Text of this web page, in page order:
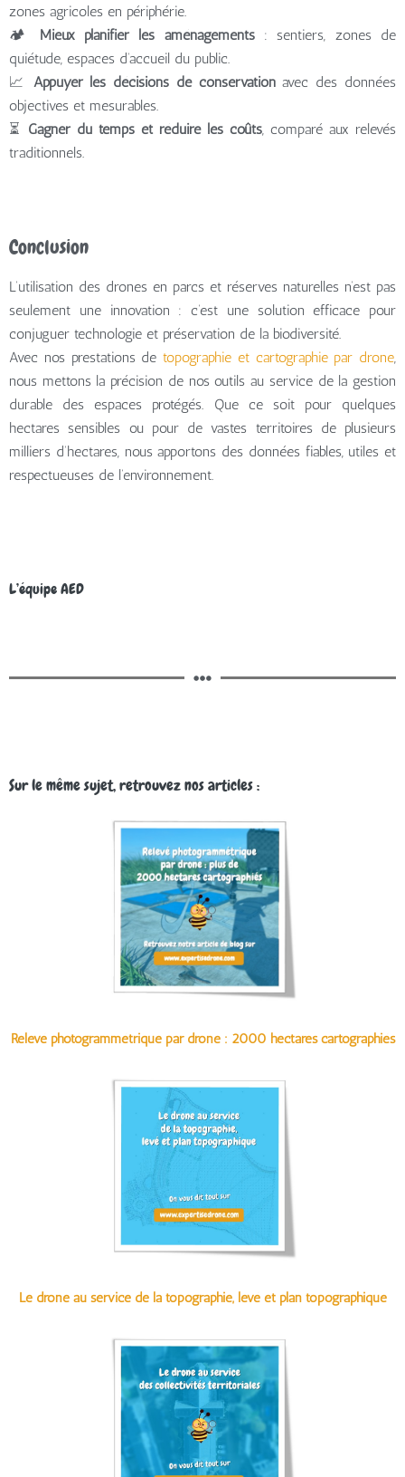
zones agricoles en périphérie.
🏕️ Mieux planifier les aménagements: sentiers, zones de
quiétude, espaces d’accueil du public.
📈 Appuyer les décisions de conservationavec des données
objectives et mesurables.
⏳ Gagner du temps et réduire les coûts , comparé aux relevés
traditionnels.
Conclusion
L’utilisation des drones en parcs et réserves naturelles n’est pas
seulement une innovation : c’est une solution efficace pour
conjuguer technologie et préservation de la biodiversité.
Avec nos prestations de topographie et cartographie par drone
nous mettons la précision de nos outils au service de la gestion
durable des espaces protégés. Que ce soit pour quelques
hectares sensibles ou pour de vastes territoires de plusieurs
milliers d’hectares, nous apportons des données fiables, utiles et
respectueuses de l’environnement.
L’équipe AED
Sur le même sujet, retrouvez nos articles :
Relevé photogrammétrique par drone : 2000 hectares cartographiés
Le drone au service de la topographie, levé et plan topographique